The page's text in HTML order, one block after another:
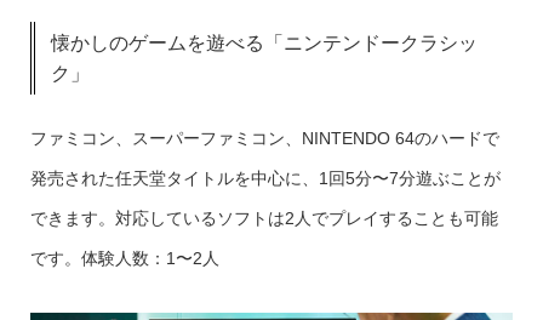
懐かしのゲームを遊べる「ニンテンドークラシッ
ク」
ファミコン、スーパーファミコン、NINTENDO 64のハードで
発売された任天堂タイトルを中心に、1回5分〜7分遊ぶことが
できます。対応しているソフトは2人でプレイすることも可能
です。体験人数：1〜2人